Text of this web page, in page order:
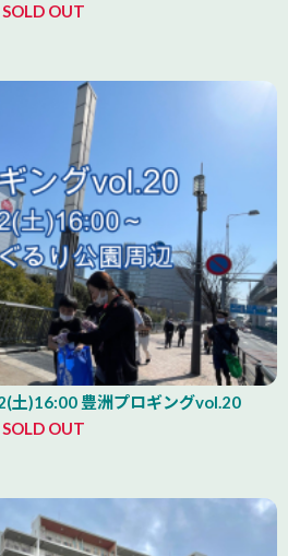
SOLD OUT
土)16:00 豊洲プロギングvol.20
SOLD OUT